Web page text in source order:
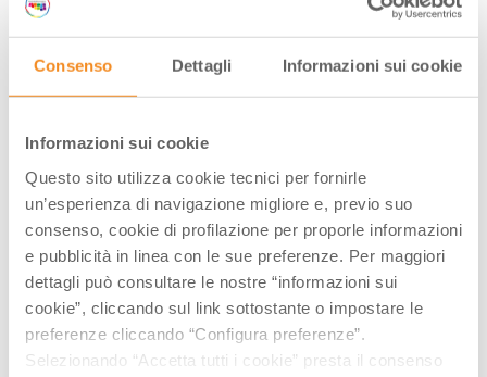
Consenso Dettagli Informazioni sui cookie
Informazioni sui cookie
Questo sito utilizza cookie tecnici per fornirle
un’esperienza di navigazione migliore e, previo suo
consenso, cookie di profilazione per proporle informazioni
e pubblicità in linea con le sue preferenze. Per maggiori
dettagli può consultare le nostre “informazioni sui
cookie”, cliccando sul link sottostante o impostare le
preferenze cliccando “Configura preferenze”.
Selezionando “Accetta tutti i cookie” presta il consenso